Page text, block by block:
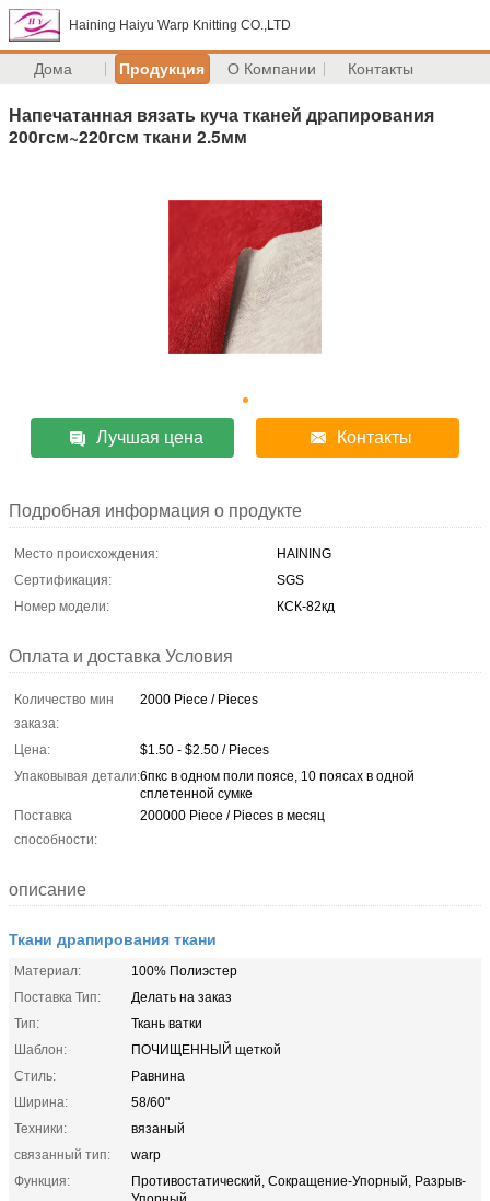
Haining Haiyu Warp Knitting CO.,LTD
Дома Продукция О Компании Контакты
Напечатанная вязать куча тканей драпирования
200гсм~220гсм ткани 2.5мм
Лучшая цена Контакты
Подробная информация о продукте
Место происхождения:
HAINING
Сертификация:
SGS
Номер модели:
КСК-82кд
Оплата и доставка Условия
Количество мин
заказа:
2000 Piece / Pieces
Цена:
$1.50 - $2.50 / Pieces
Упаковывая детали:6пкс в одном поли поясе, 10 поясах в одной
сплетенной сумке
Поставка
способности:
200000 Piece / Pieces в месяц
описание
Ткани драпирования ткани
Материал:
100% Полиэстер
Поставка Тип:
Делать на заказ
Тип:
Ткань ватки
Шаблон:
ПОЧИЩЕННЫЙ щеткой
Стиль:
Равнина
Ширина:
58/60"
Техники:
вязаный
связанный тип:
warp
Функция:
Противостатический, Сокращение-Упорный, Разрыв-